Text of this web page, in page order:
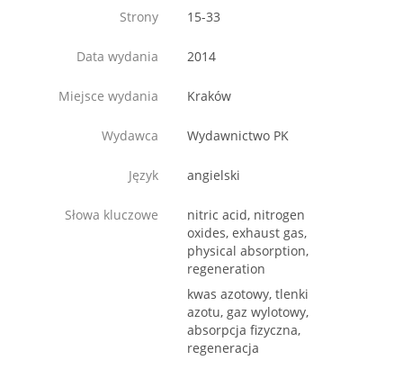
Strony 15-33
Data wydania 2014
Miejsce wydania Kraków
Wydawca Wydawnictwo PK
Język angielski
Słowa kluczowe
nitric acid, nitrogen
oxides, exhaust gas,
physical absorption,
regeneration
kwas azotowy, tlenki
azotu, gaz wylotowy,
absorpcja fizyczna,
regeneracja